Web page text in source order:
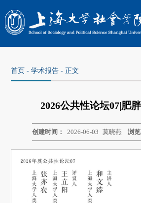
首页 -学术报告 - 正文
2026公共性论坛07|肥
创建时间：2026-06-03 莫晓燕 浏览